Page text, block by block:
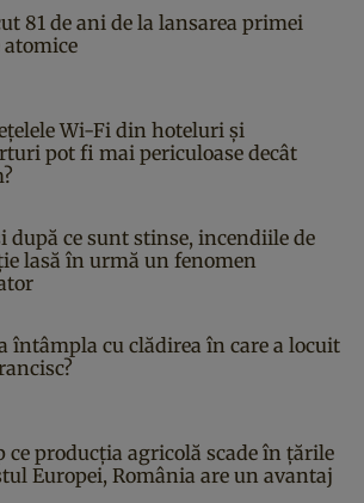
81 de ani de la lansarea primei
atomice
Wi-Fi din hoteluri și
pot fi mai periculoase decât
după ce sunt stinse, incendiile de
lasă în urmă un fenomen
întâmpla cu clădirea în care a locuit
ce producția agricolă scade în țările
Europei, România are un avantaj